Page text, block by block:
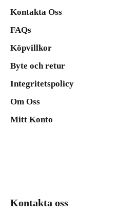
Kontakta Oss
FAQs
Köpvillkor
Byte och retur
Integritetspolicy
Om Oss
Mitt Konto
Kontakta oss